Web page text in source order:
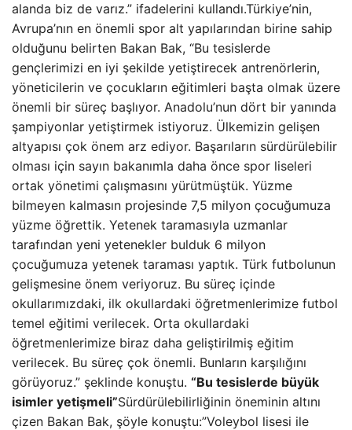
alanda biz de varız.” ifadelerini kullandı.Türkiye’nin,
Avrupa’nın en önemli spor alt yapılarından birine sahip
olduğunu belirten Bakan Bak, “Bu tesislerde
gençlerimizi en iyi şekilde yetiştirecek antrenörlerin,
yöneticilerin ve çocukların eğitimleri başta olmak üzere
önemli bir süreç başlıyor. Anadolu’nun dört bir yanında
şampiyonlar yetiştirmek istiyoruz. Ülkemizin gelişen
altyapısı çok önem arz ediyor. Başarıların sürdürülebilir
olması için sayın bakanımla daha önce spor liseleri
ortak yönetimi çalışmasını yürütmüştük. Yüzme
bilmeyen kalmasın projesinde 7,5 milyon çocuğumuza
yüzme öğrettik. Yetenek taramasıyla uzmanlar
tarafından yeni yetenekler bulduk 6 milyon
çocuğumuza yetenek taraması yaptık. Türk futbolunun
gelişmesine önem veriyoruz. Bu süreç içinde
okullarımızdaki, ilk okullardaki öğretmenlerimize futbol
temel eğitimi verilecek. Orta okullardaki
öğretmenlerimize biraz daha geliştirilmiş eğitim
verilecek. Bu süreç çok önemli. Bunların karşılığını
görüyoruz.” şeklinde konuştu. “Bu tesislerde büyük
isimler yetişmeli”Sürdürülebilirliğinin öneminin altını
çizen Bakan Bak, şöyle konuştu:”Voleybol lisesi ile